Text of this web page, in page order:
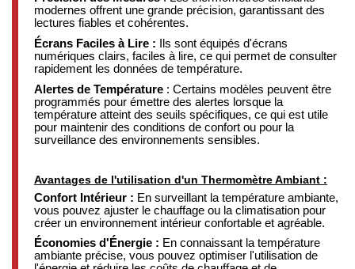
modernes offrent une grande précision, garantissant des
lectures fiables et cohérentes.
Écrans Faciles à Lire : Ils sont équipés d'écrans
numériques clairs, faciles à lire, ce qui permet de consulter
rapidement les données de température.
Alertes de Température : Certains modèles peuvent être
programmés pour émettre des alertes lorsque la
température atteint des seuils spécifiques, ce qui est utile
pour maintenir des conditions de confort ou pour la
surveillance des environnements sensibles.
Avantages de l'utilisation d'un Thermomètre Ambiant :
Confort Intérieur : En surveillant la température ambiante,
vous pouvez ajuster le chauffage ou la climatisation pour
créer un environnement intérieur confortable et agréable.
Économies d'Énergie : En connaissant la température
ambiante précise, vous pouvez optimiser l'utilisation de